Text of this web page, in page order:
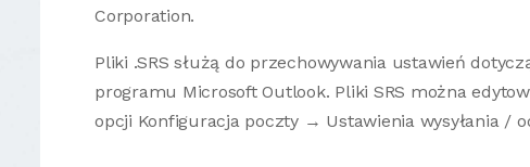
Corporation.
Pliki .SRS służą do przechowywania ustawień
programu Microsoft Outlook. Pliki SRS można
opcji Konfiguracja poczty → Ustawienia wysyłania /